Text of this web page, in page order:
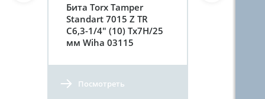
Бита Torx Tamper
Standart 7015 Z TR
C6,3-1/4" (10) Tх7H/25
мм Wiha 03115
Посмотреть